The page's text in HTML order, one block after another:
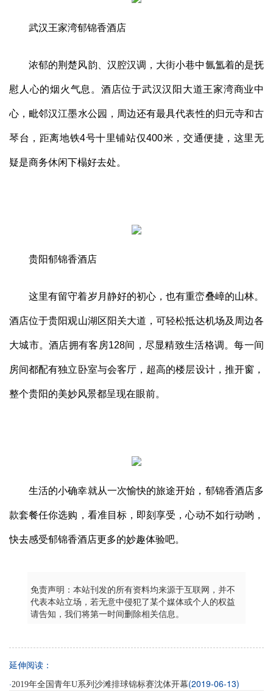
武汉王家湾郁锦香酒店
浓郁的荆楚风韵、汉腔汉调，大街小巷中氤氲着的是抚
慰人心的烟火气息。酒店位于武汉汉阳大道王家湾商业中
心，毗邻汉江墨水公园，周边还有最具代表性的归元寺和古
琴台，距离地铁4号十里铺站仅400米，交通便捷，这里无
疑是商务休闲下榻好去处。
贵阳郁锦香酒店
这里有留守着岁月静好的初心，也有重峦叠嶂的山林。
酒店位于贵阳观山湖区阳关大道，可轻松抵达机场及周边各
大城市。酒店拥有客房128间，尽显精致生活格调。每一间
房间都配有独立卧室与会客厅，超高的楼层设计，推开窗，
整个贵阳的美妙风景都呈现在眼前。
生活的小确幸就从一次愉快的旅途开始，郁锦香酒店多
款套餐任你选购，看准目标，即刻享受，心动不如行动哟，
快去感受郁锦香酒店更多的妙趣体验吧。
免责声明：本站刊发的所有资料均来源于互联网，并不
代表本站立场，若无意中侵犯了某个媒体或个人的权益
请告知，我们将第一时间删除相关信息。
延伸阅读：
·2019年全国青年U系列沙滩排球锦标赛沈体开幕(2019-06-13)